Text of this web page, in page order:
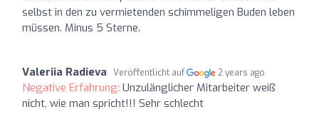
selbst in den zu vermietenden schimmeligen Buden leben
müssen. Minus 5 Sterne.
Valeriia Radieva Veröffentlicht auf 2 years ago
Negative Erfahrung: Unzulänglicher Mitarbeiter weiß
nicht, wie man spricht!!! Sehr schlecht